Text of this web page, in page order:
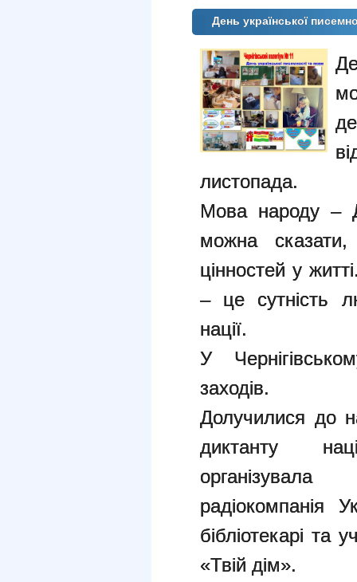
День української
листопада.
Мова народу –
можна
цінностей у
– це сутність
нації.
У
заходів.
Долучилися до
диктанту
радіокомпанія
бібліотекарі та
«Твій дім».